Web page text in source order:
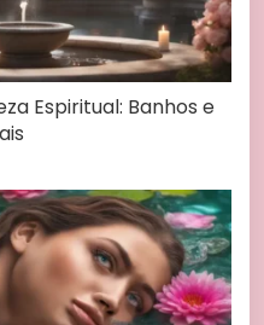
Espiritual: Banhos e